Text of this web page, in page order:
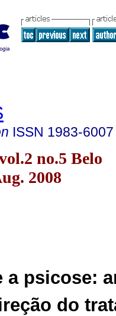
ISSN 1983-6007
no.5 Belo
2008
a psicose:
do